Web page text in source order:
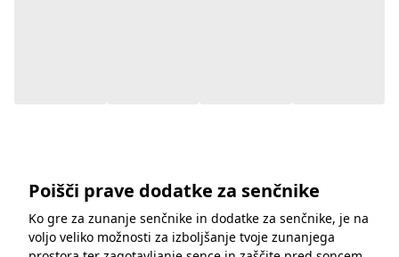
Stopi v stik z nami!
Pojdi v center za pomoč